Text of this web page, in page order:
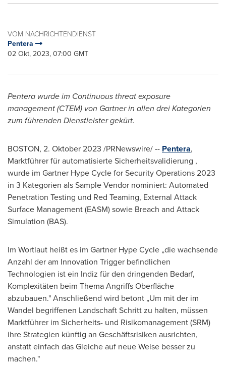
VOM NACHRICHTENDIENST
Pentera
02 Okt, 2023, 07:00 GMT
Pentera wurde im Continuous threat exposure
management (CTEM) von Gartner in allen drei Kategorien
zum führenden Dienstleister gekürt.
BOSTON, 2. Oktober 2023 /PRNewswire/ -- Pentera,
Marktführer für automatisierte Sicherheitsvalidierung ,
wurde im Gartner Hype Cycle for Security Operations 2023
in 3 Kategorien als Sample Vendor nominiert: Automated
Penetration Testing und Red Teaming, External Attack
Surface Management (EASM) sowie Breach and Attack
Simulation (BAS).
Im Wortlaut heißt es im Gartner Hype Cycle „die wachsende
Anzahl der am Innovation Trigger befindlichen
Technologien ist ein Indiz für den dringenden Bedarf,
Komplexitäten beim Thema Angriffs Oberfläche
abzubauen." Anschließend wird betont „Um mit der im
Wandel begriffenen Landschaft Schritt zu halten, müssen
Marktführer im Sicherheits- und Risikomanagement (SRM)
ihre Strategien künftig an Geschäftsrisiken ausrichten,
anstatt einfach das Gleiche auf neue Weise besser zu
machen."